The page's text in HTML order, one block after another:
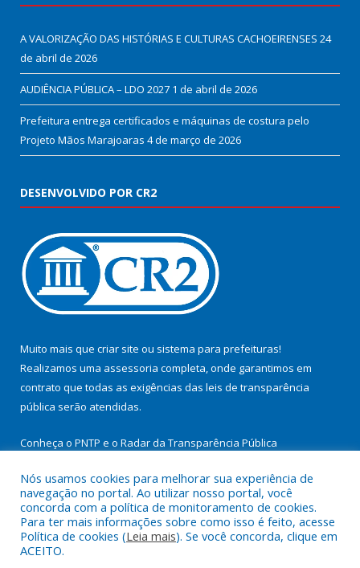
A VALORIZAÇÃO DAS HISTÓRIAS E CULTURAS CACHOEIRENSES 24
de abril de 2026
AUDIÊNCIA PÚBLICA – LDO 2027 1 de abril de 2026
Prefeitura entrega certificados e máquinas de costura pelo
Projeto Mãos Marajoaras 4 de março de 2026
DESENVOLVIDO POR CR2
Muito mais que criar site ou sistema para prefeituras!
Realizamos uma assessoria completa, onde garantimos em
contrato que todas as exigências das leis de transparência
pública serão atendidas.
Conheça o PNTP e o Radar da Transparência Pública
Todos os direitos reservados a Prefeitura Municipal de
Cachoeira do Arari.
Nós usamos cookies para melhorar sua experiência de
navegação no portal. Ao utilizar nosso portal, você
concorda com a política de monitoramento de cookies.
Para ter mais informações sobre como isso é feito, acesse
Política de cookies (Leia mais). Se você concorda, clique em
ACEITO.